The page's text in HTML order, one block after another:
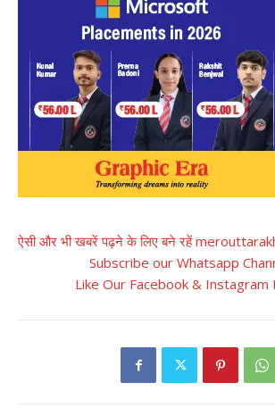
ऐसी और भी खबरें पढ़ने के लिए बने रहें
Subscribe our Whatsapp
Like Our Facebook & Instagram